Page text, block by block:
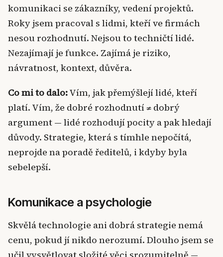
komunikaci se zákazníky, vedení projektů.
Roky jsem pracoval s lidmi, kteří ve firmách
nesou rozhodnutí. Nejsou to techničtí lidé.
Nezajímají je funkce. Zajímá je riziko,
návratnost, kontext, důvěra.
Co mi to dalo:Vím, jak přemýšlejí lidé, kteří
platí. Vím, že dobré rozhodnutí ≠ dobrý
argument — lidé rozhodují pocity a pak hledají
důvody. Strategie, která s tímhle nepočítá,
neprojde na poradě ředitelů, i kdyby byla
sebelepší.
Komunikace a psychologie
Skvělá technologie ani dobrá strategie nemá
cenu, pokud jí nikdo nerozumí. Dlouho jsem se